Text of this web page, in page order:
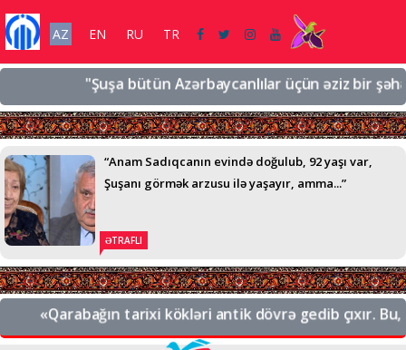
AZ EN RU TR
"Şuşa bütün Azərbaycanlılar üçün əziz bir
“Anam Sadıqcanın evində doğulub, 92 yaşı var,
Şuşanı görmək arzusu ilə yaşayır, amma...”
ƏTRAFLI
«Qarabağın tarixi kökləri antik dövrə gedib çıxır. Bu,